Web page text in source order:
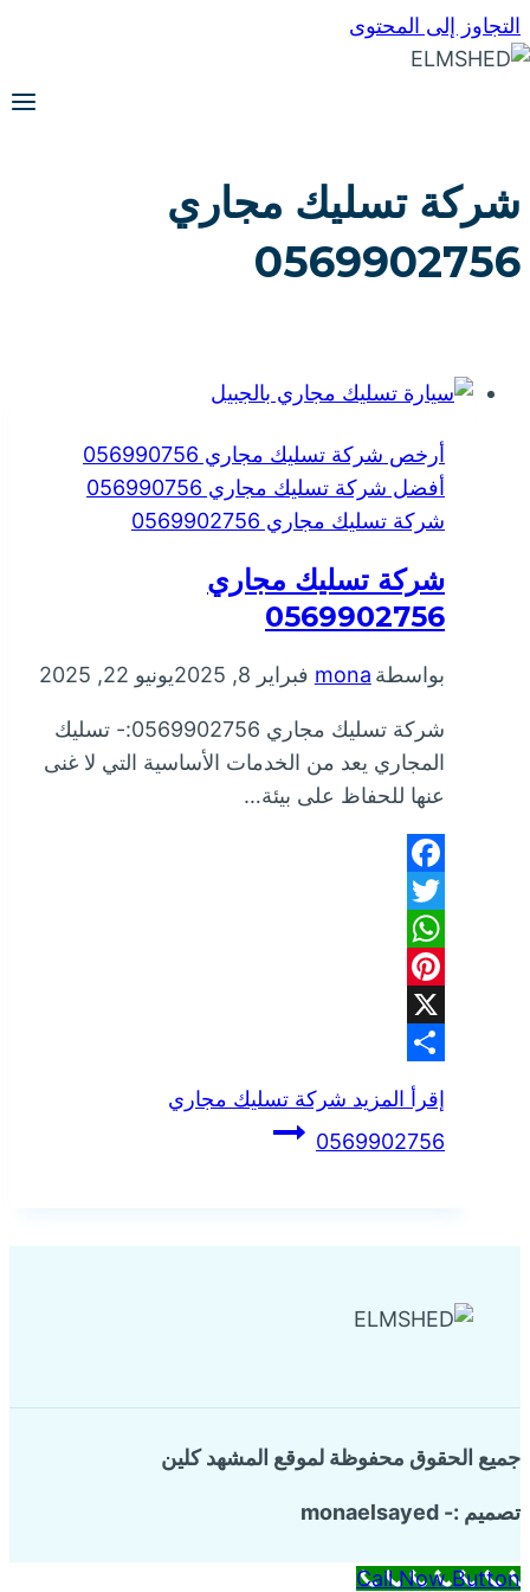
التجاوز إلى المحتوى
شركة تسليك مجاري
0569902756
أرخص شركة تسليك مجاري 056990756
أفضل شركة تسليك مجاري 056990756
شركة تسليك مجاري 0569902756
شركة تسليك مجاري
0569902756
بواسطة mona فبراير 8, 2025 يونيو 22, 2025
شركة تسليك مجاري 0569902756:- تسليك
المجاري يعد من الخدمات الأساسية التي لا غنى
عنها للحفاظ على بيئة…
Facebook
Twitter
WhatsApp
Pinterest
X
Share
إقرأ المزيد شركة تسليك مجاري
0569902756
جميع الحقوق محفوظة لموقع المشهد كلين
تصميم :- monaelsayed
Call Now Button